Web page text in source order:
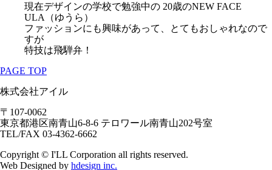
現在デザインの学校で勉強中の 20歳のNEW FACE
ULA（ゆうら）
ファッションにも興味があって、とてもおしゃれなので
すが
特技は飛騨弁！
PAGE TOP
株式会社アイル
〒107-0062
東京都港区南青山6-8-6 テロワール南青山202号室
TEL/FAX 03-4362-6662
Copyright © I'LL Corporation all rights reserved.
Web Designed by hdesign inc.